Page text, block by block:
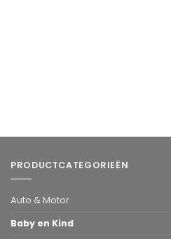
PRODUCTCATEGORIEËN
Auto & Motor
Baby en Kind